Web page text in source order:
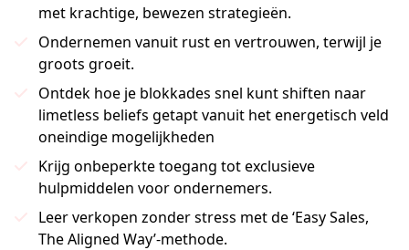
met krachtige, bewezen strategieën.
Ondernemen vanuit rust en vertrouwen, terwijl je
groots groeit.
Ontdek hoe je blokkades snel kunt shiften naar
limetless beliefs getapt vanuit het energetisch veld
oneindige mogelijkheden
Krijg onbeperkte toegang tot exclusieve
hulpmiddelen voor ondernemers.
Leer verkopen zonder stress met de ‘Easy Sales,
The Aligned Way’-methode.